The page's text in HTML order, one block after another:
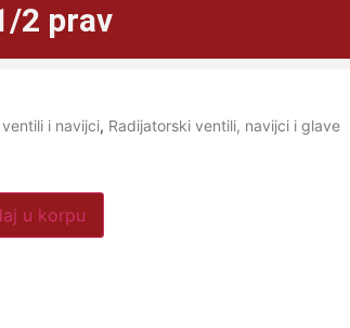
2 prav
i navijci, Radijatorski ventili, navijci i glave
u korpu